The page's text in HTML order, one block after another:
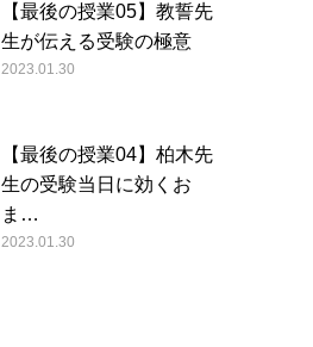
【最後の授業05】教誓先
生が伝える受験の極意
2023.01.30
【最後の授業04】柏木先
生の受験当日に効くお
ま…
2023.01.30